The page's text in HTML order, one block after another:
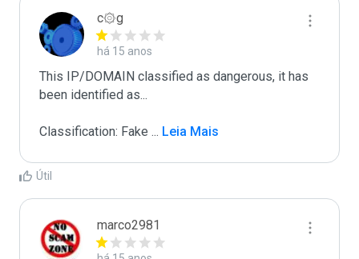
c۞g
há 15 anos
This IP/DOMAIN classified as dangerous, it has
been identified as...
Classification: Fake ... Leia Mais
Útil
marco2981